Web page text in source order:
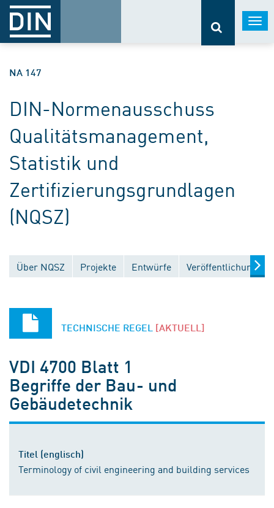
NA 147
DIN-Normenausschuss
Qualitätsmanagement,
Statistik und
Zertifizierungsgrundlagen
(NQSZ)
Über NQSZ Projekte Entwürfe Veröffentlichungen
TECHNISCHE REGEL [AKTUELL]
VDI 4700 Blatt 1
Begriffe der Bau- und
Gebäudetechnik
Titel (englisch)
Terminology of civil engineering and building services